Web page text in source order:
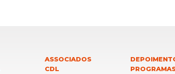
ASSOCIADOS
CDL